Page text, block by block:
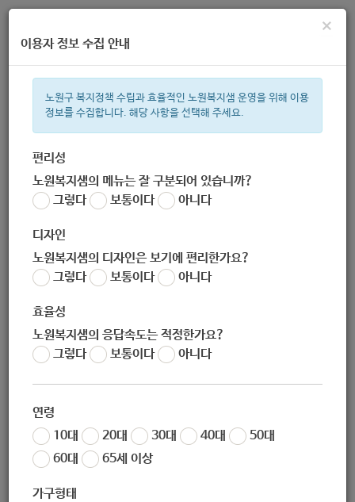
주간 인기검색어
한눈으로 보는 복지 정보
×
이용자 정보 수집 안내
노원구 복지정책 수립과 효율적인 노원복지샘 운영을 위해 이용
정보를 수집합니다. 해당 사항을 선택해 주세요.
편리성
노원복지샘의 메뉴는 잘 구분되어 있습니까?
그렇다
보통이다 아니다
디자인
노원복지샘의 디자인은 보기에 편리한가요?
그렇다
보통이다 아니다
효율성
노원복지샘의 응답속도는 적정한가요?
그렇다
보통이다 아니다
연령
10대
20대 30대 40대
50대
60대
65세 이상
가구형태
[건강증진과] 노원구 기간제근로자(운동사) 채용 공고 (2020-
10-30~2020-11-04)
작성자 노원 복지샘
작성일 2020-10-28 15:26